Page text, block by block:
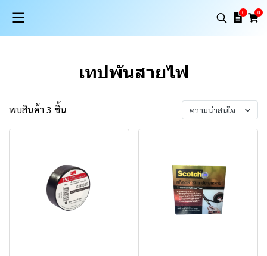
0 0
เทปพันสายไฟ
พบสินค้า 3 ชิ้น ความน่าสนใจ